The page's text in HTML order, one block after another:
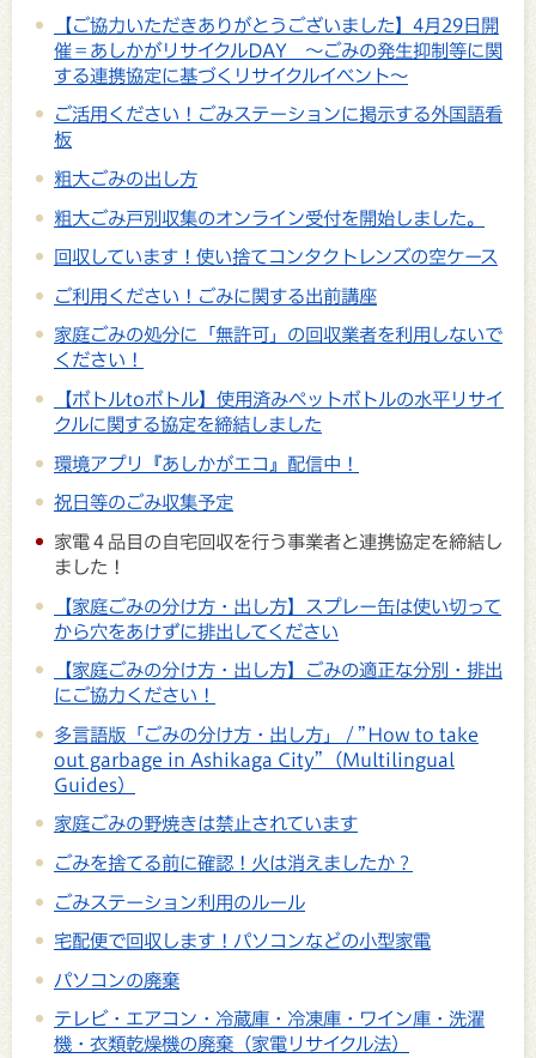
【ご協力いただきありがとうございました】4月29日開
催＝あしかがリサイクルDAY ～ごみの発生抑制等に関
する連携協定に基づくリサイクルイベント～
ご活用ください！ごみステーションに掲示する外国語看
板
粗大ごみの出し方
粗大ごみ戸別収集のオンライン受付を開始しました。
回収しています！使い捨てコンタクトレンズの空ケース
ご利用ください！ごみに関する出前講座
家庭ごみの処分に「無許可」の回収業者を利用しないで
ください！
【ボトルtoボトル】使用済みペットボトルの水平リサイ
クルに関する協定を締結しました
環境アプリ『あしかがエコ』配信中！
祝日等のごみ収集予定
家電４品目の自宅回収を行う事業者と連携協定を締結し
ました！
【家庭ごみの分け方・出し方】スプレー缶は使い切って
から穴をあけずに排出してください
【家庭ごみの分け方・出し方】ごみの適正な分別・排出
にご協力ください！
多言語版「ごみの分け方・出し方」 / ”How to take
out garbage in Ashikaga City”（Multilingual
Guides）
家庭ごみの野焼きは禁止されています
ごみを捨てる前に確認！火は消えましたか？
ごみステーション利用のルール
宅配便で回収します！パソコンなどの小型家電
パソコンの廃棄
テレビ・エアコン・冷蔵庫・冷凍庫・ワイン庫・洗濯
機・衣類乾燥機の廃棄（家電リサイクル法）